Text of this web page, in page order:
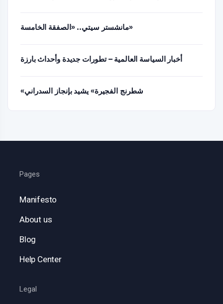
مانشستر سيتي.. «الصفقة الخامسة»
أخبار السياسة العالمية – تطورات جديدة وأحداث بارزة
«شطرنج الفجيرة» يشيد بإنجاز السدراني
Pages
Manifesto
About us
Blog
Help Center
Legal